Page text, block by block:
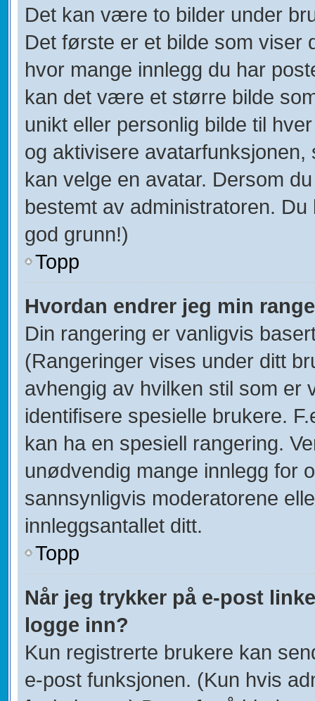
Det kan være to bilder under
Det første er et bilde som viser
hvor mange innlegg du har
kan det være et større bilde
unikt eller personlig bilde til
og aktivisere
kan velge en avatar. Dersom
bestemt av administratoren.
god grunn!)
Topp
Hvordan endrer jeg min
Din rangering er vanligvis
(Rangeringer vises under ditt
avhengig av hvilken stil som er
identifisere spesielle brukere.
kan ha en spesiell rangering.
unødvendig mange innlegg for
sannsynligvis moderatorene
innleggsantallet ditt.
Topp
Når jeg trykker på e-post
logge inn?
Kun registrerte brukere kan
e-post funksjonen. (Kun hvis